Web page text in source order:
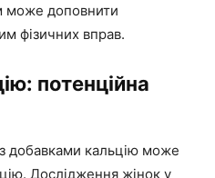
може доповнити
фізичних вправ.
потенційна
добавками кальцію може
Дослідження жінок у